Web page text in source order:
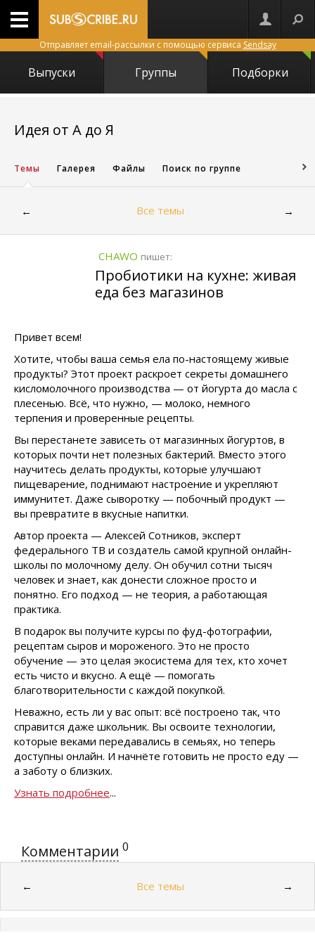
Отправляет email-рассылки с помощью сервиса Sendsay
Выпуски Группы Подборки
Идея от А до Я
Темы Галерея Файлы Поиск по группе
← Все темы →
CHAWO пишет:
Пробиотики на кухне: живая
еда без магазинов
Привет всем!
Хотите, чтобы ваша семья ела по-настоящему живые
продукты? Этот проект раскроет секреты домашнего
кисломолочного производства — от йогурта до масла с
плесенью. Всё, что нужно, — молоко, немного
терпения и проверенные рецепты.
Вы перестанете зависеть от магазинных йогуртов, в
которых почти нет полезных бактерий. Вместо этого
научитесь делать продукты, которые улучшают
пищеварение, поднимают настроение и укрепляют
иммунитет. Даже сыворотку — побочный продукт —
вы превратите в вкусные напитки.
Автор проекта — Алексей Сотников, эксперт
федерального ТВ и создатель самой крупной онлайн-
школы по молочному делу. Он обучил сотни тысяч
человек и знает, как донести сложное просто и
понятно. Его подход — не теория, а работающая
практика.
В подарок вы получите курсы по фуд-фотографии,
рецептам сыров и мороженого. Это не просто
обучение — это целая экосистема для тех, кто хочет
есть чисто и вкусно. А ещё — помогать
благотворительности с каждой покупкой.
Неважно, есть ли у вас опыт: всё построено так, что
справится даже школьник. Вы освоите технологии,
которые веками передавались в семьях, но теперь
доступны онлайн. И начнёте готовить не просто еду —
а заботу о близких.
Узнать подробнее...
Комментарии 0
← Все темы →